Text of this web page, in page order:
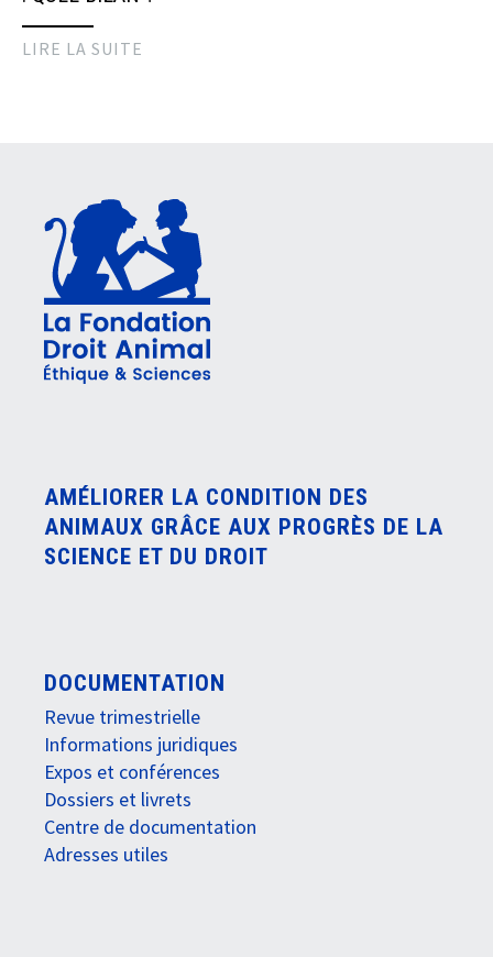
LIRE LA SUITE
AMÉLIORER LA CONDITION DES
ANIMAUX GRÂCE AUX PROGRÈS DE LA
SCIENCE ET DU DROIT
DOCUMENTATION
Revue trimestrielle
Informations juridiques
Expos et conférences
Dossiers et livrets
Centre de documentation
Adresses utiles